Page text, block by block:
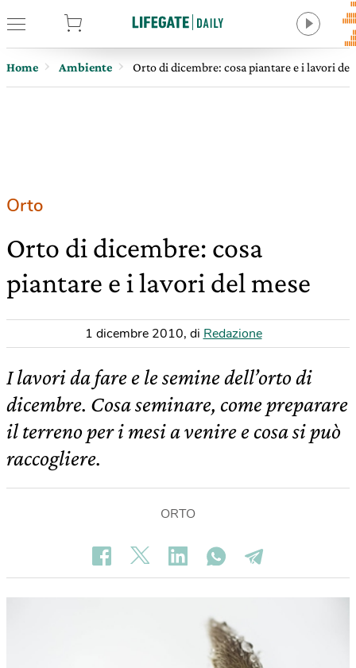
Home Ambiente Orto di dicembre: cosa piantare e i lavori del
Orto
Orto di dicembre: cosa
piantare e i lavori del mese
1 dicembre 2010, di Redazione
I lavori da fare e le semine dell’orto di
dicembre. Cosa seminare, come preparare
il terreno per i mesi a venire e cosa si può
raccogliere.
ORTO